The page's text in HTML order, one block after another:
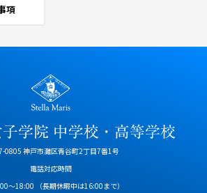
項
0805 神戸市灘区青谷町2丁目7番1号
電話対応時間
～18:00
（長期休暇中は16:00まで）